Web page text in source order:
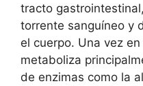
tracto
torrente sanguíneo y
el cuerpo. Una vez
metaboliza
de enzimas como la